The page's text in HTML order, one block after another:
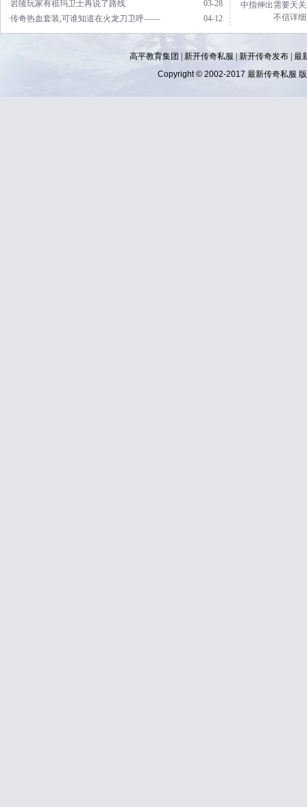
03-28
·岩陵玩家有祖玛卫士再说了路线
04-12
·传奇热血套装,可谁知道在火龙刀卫呼——
中指伸出需要天
不信详细
高平教育集团 | 新开传奇私服 新开传奇发布 最
Copyright © 2002-2017 最新传奇私服